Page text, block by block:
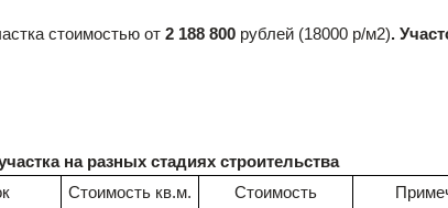
стоимостью от 2 188 800рублей (18000 р/м2).
на разных стадиях строительства
Стоимость кв.м.
Стоимость